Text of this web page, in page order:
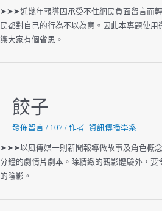
➤➤➤近幾年報導因承受不住網民負面留言而
民都對自己的行為不以為意。因此本專題使
讓大家有個省思。
餃子
發佈留言 / 107 / 作者: 資訊傳播學系
➤➤➤以風傳媒一則新聞報導做故事及角色概
分鐘的劇情片劇本。除精緻的觀影體驗外，
的陰影。